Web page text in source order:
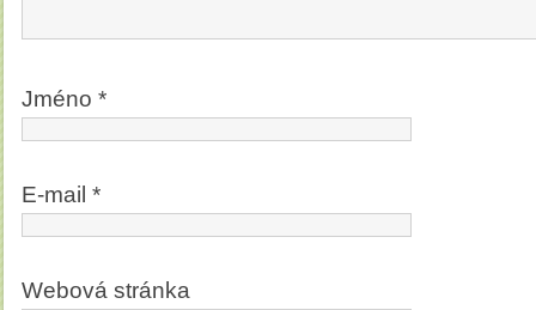
Jméno *
E-mail *
Webová stránka